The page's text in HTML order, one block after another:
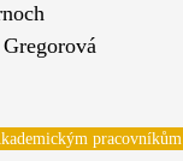
pracovníkům